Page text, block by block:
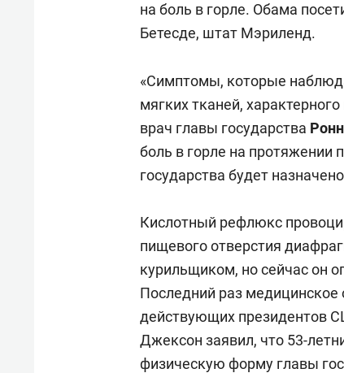
на боль в горле. Обама
Бетесде, штат Мэриленд.
«Симптомы, которые
мягких тканей,
врач главы государства
боль в горле на протяжении
государства будет
Кислотный рефлюкс
пищевого отверстия
курильщиком, но сейчас он
Последний раз медицинское
действующих президентов
Джексон заявил, что 53-
физическую форму главы
создают оазис жилого
комфорта под Казанью
ID